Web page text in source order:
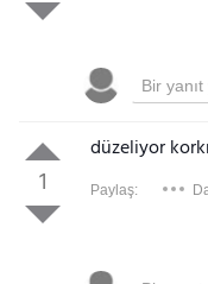
1
düzeliyor
Paylaş: